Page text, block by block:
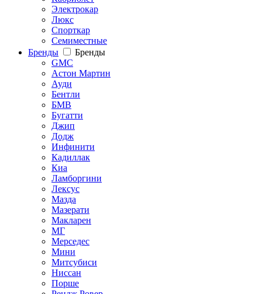
Электрокар
Люкс
Спорткар
Семиместные
Бренды
Бренды
GMC
Астон Мартин
Ауди
Бентли
БМВ
Бугатти
Джип
Додж
Инфинити
Кадиллак
Киа
Ламборгини
Лексус
Мазда
Мазерати
Макларен
МГ
Мерседес
Мини
Митсубиси
Ниссан
Порше